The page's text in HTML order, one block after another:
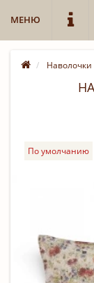
МЕНЮ
Наволочки
По умолчанию